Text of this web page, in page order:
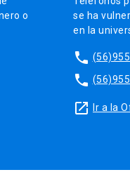
o
se ha
en la
phone
phone
launch Ir a la